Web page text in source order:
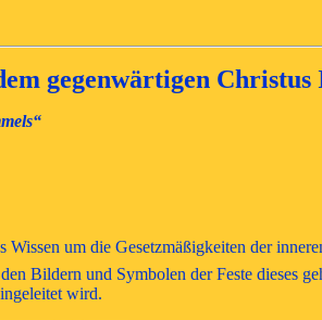
gegenwärtigen Christus
Wissen um die Gesetzmäßigkeiten der
Bildern und Symbolen der Feste dieses
wird.